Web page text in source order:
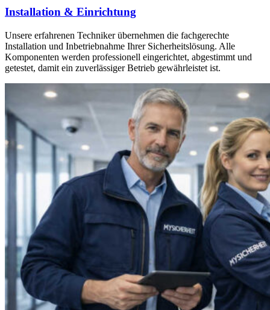
Installation & Einrichtung
Unsere erfahrenen Techniker übernehmen die fachgerechte
Installation und Inbetriebnahme Ihrer Sicherheitslösung. Alle
Komponenten werden professionell eingerichtet, abgestimmt und
getestet, damit ein zuverlässiger Betrieb gewährleistet ist.